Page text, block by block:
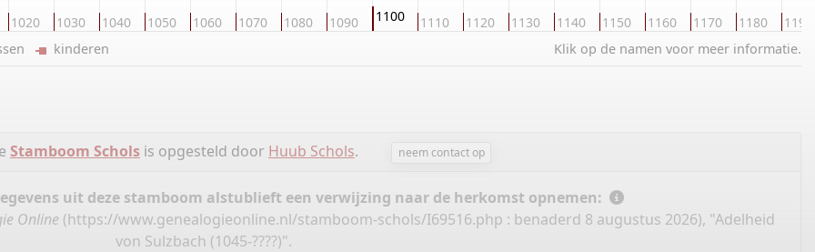
1020 1030 1040 1050 1060 1070 1080 1090 1100 1110 1120 1130 1140 1150 1160 1170 1180 1190
Klik op de namen voor meer informatie.
kinderen
Stamboom Scholsis opgesteld door Huub Schols. neem contact op
uit deze stamboom alstublieft een verwijzing naar de herkomst opnemen:
Online (https://www.genealogieonline.nl/stamboom-schols/I69516.php : benaderd 8 augustus 2026), "Adelheid
von Sulzbach (1045-????)".